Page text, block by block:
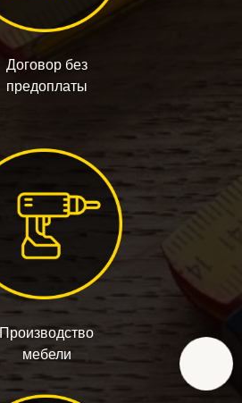
Договор без
предоплаты
Производство
мебели